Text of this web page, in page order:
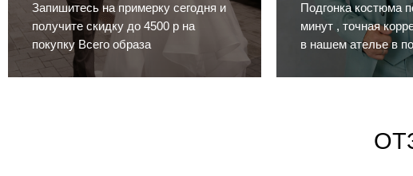
Запишитесь на примерку сегодня и
получите скидку до 4500 р на
покупку Всего образа
Подгонка костюма
минут , точная
в нашем ателье в